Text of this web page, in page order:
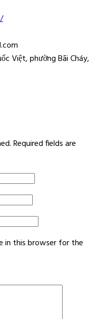
Việt, phường Bãi Cháy,
Required fields are
in this browser for the